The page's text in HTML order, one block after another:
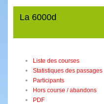
La 6000d
Liste des courses
Statistiques des passages
Participants
Hors course / abandons
PDF